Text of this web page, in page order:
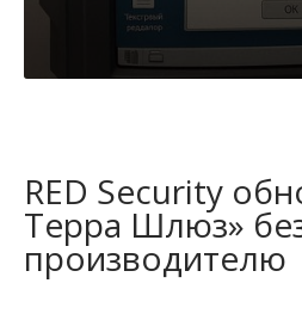
RED Security
Терра Шлюз»
производителю